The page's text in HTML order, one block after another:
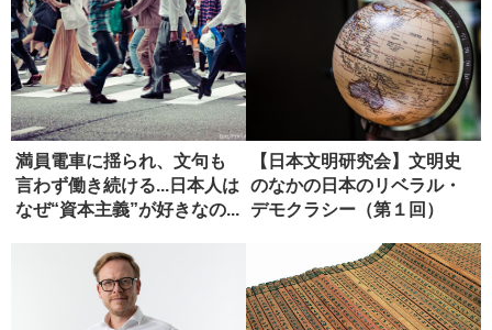
満員電車に揺られ、文句も
言わず働き続ける...日本人は
なぜ“資本主義”が好きなの...
【日本文明研究会】文明史
のなかの日本のリベラル・
デモクラシー（第１回）